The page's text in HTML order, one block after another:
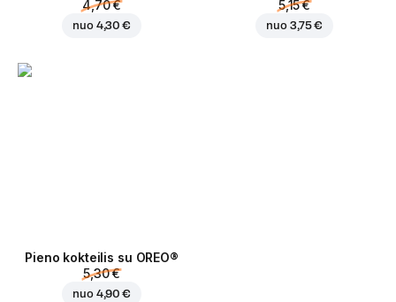
4,70 €
nuo 4,30 €
5,15 €
nuo 3,75 €
Pieno kokteilis su OREO®
5,30 €
nuo 4,90 €